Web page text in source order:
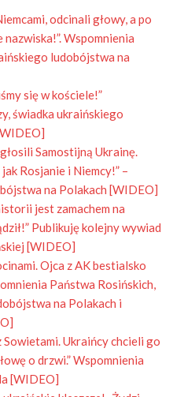
odcinali głowy, a po
Wspomnienia
ludobójstwa na
się w kościele!”
świadka ukraińskiego
Samostijną Ukrainę.
Rosjanie i Niemcy!” –
na Polakach [WIDEO]
jest zamachem na
Publikuję kolejny wywiad
[WIDEO]
Ojca z AK bestialsko
Państwa Rosińskich,
na Polakach i
Sowietami. Ukraińcy chcieli go
o drzwi.” Wspomnienia
[WIDEO]